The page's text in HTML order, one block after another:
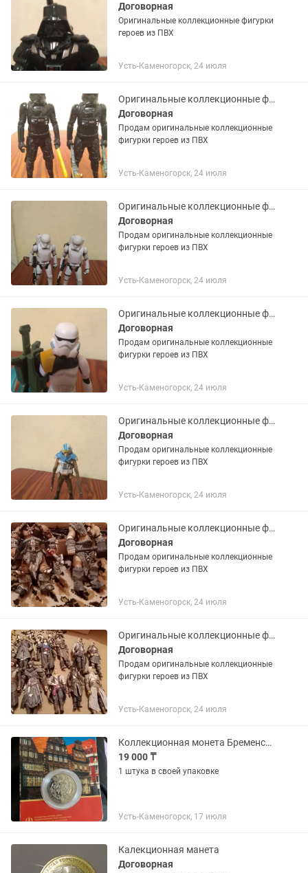
Договорная
Оригинальные коллекционные фигурки
героев из ПВХ
Усть-Каменогорск, 24 июля
Оригинальные коллекционные фигурки героев из ПВХ
Договорная
Продам оригинальные коллекционные
фигурки героев из ПВХ
Усть-Каменогорск, 24 июля
Оригинальные коллекционные фигурки героев из ПВХ
Договорная
Продам оригинальные коллекционные
фигурки героев из ПВХ
Усть-Каменогорск, 24 июля
Оригинальные коллекционные фигурки героев из ПВХ
Договорная
Продам оригинальные коллекционные
фигурки героев из ПВХ
Усть-Каменогорск, 24 июля
Оригинальные коллекционные фигурки героев из ПВХ
Договорная
Продам оригинальные коллекционные
фигурки героев из ПВХ
Усть-Каменогорск, 24 июля
Оригинальные коллекционные фигурки героев из ПВХ
Договорная
Продам оригинальные коллекционные
фигурки героев из ПВХ
Усть-Каменогорск, 24 июля
Оригинальные коллекционные фигурки героев из ПВХ
Договорная
Продам оригинальные коллекционные
фигурки героев из ПВХ
Усть-Каменогорск, 24 июля
Коллекционная монета Бременские музыканты
19 000 ₸
1 штука в своей упаковке
Усть-Каменогорск, 17 июля
Калекционная манета
Договорная